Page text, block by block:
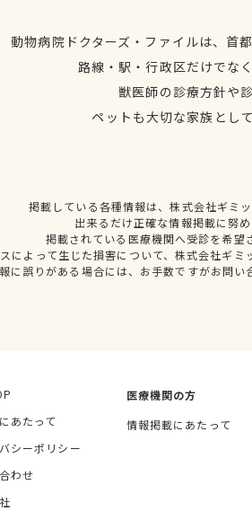
動物病院ドクターズ・ファイルは、首
路線・駅・行政区だけでな
獣医師の診療方針や
ペットも大切な家族とし
掲載している各種情報は、株式会社ギミ
出来るだけ正確な情報掲載に努
掲載されている医療機関へ受診を希
によって生じた損害について、株式会社ギ
に誤りがある場合には、お手数ですがお問
あたって
シーポリシー
わせ
医療機関の方
情報掲載にあたって